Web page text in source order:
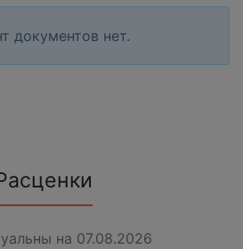
документов нет.
на 07.08.2026